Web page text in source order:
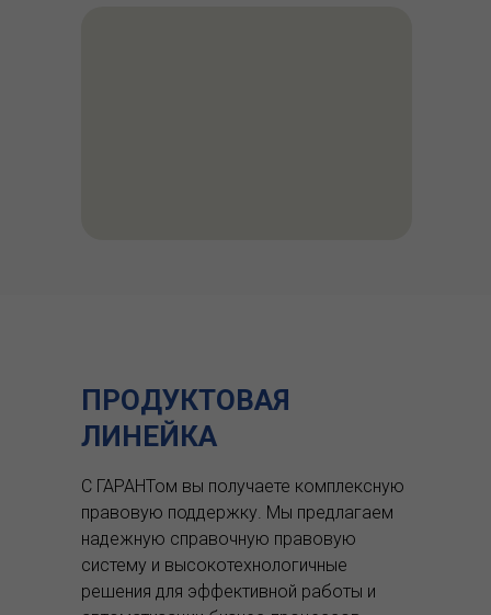
ПРОДУКТОВАЯ
ЛИНЕЙКА
С ГАРАНТом вы получаете комплексную
правовую поддержку. Мы предлагаем
надежную справочную правовую
систему и высокотехнологичные
решения для эффективной работы и